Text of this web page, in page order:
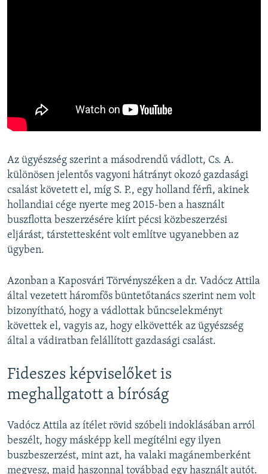
Az ügyészség szerint a másodrendű vádlott, Cs. A.
különösen jelentős vagyoni hátrányt okozó gazdasági
csalást követett el, míg S. P., egy holland férfi, akinek
hollandiai cége nyerte meg 2015-ben a használt
buszflotta beszerzésére kiírt pécsi közbeszerzési
eljárást, társtettesként volt említve ugyanebben az
ügyben.
Azonban a Kaposvári Törvényszéken a dr. Vadócz Attila
által vezetett háromfős büntetőtanács szerint nem volt
bizonyítható, hogy a vádlottak bűncselekményt
követtek el, vagyis az, hogy elkövették az ügyészség
által a vádiratban felállított gazdasági csalást.
Fideszes képviselőket is
meghallgatott a bíróság
Vadócz Attila az ítélet rövid szóbeli indoklásában arról
beszélt, hogy másképp kell megítélni egy ilyen
buszbeszerzést, mint azt, ha valaki magánemberként
megvesz, majd haszonnal továbbad egy használt autót.